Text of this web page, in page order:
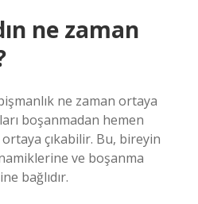
ne zaman
ne zaman ortaya
boşanmadan hemen
çıkabilir. Bu, bireyin
ve boşanma
bağlıdır.